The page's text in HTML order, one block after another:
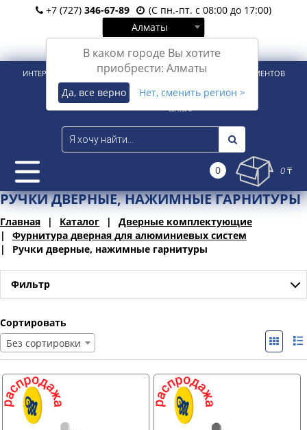
+7 (727) 346-67-89
(С пн.-пт. с 08:00 до 17:00)
Алматы
В каком городе Вы хотите
приобрести: Алматы
Да, все верно Нет, сменить регион >
Вход Регистрация
ИНТЕРНЕТ-МАГАЗИН ДЛЯ РОЗНИЧНЫХ И КОРПОРАТИВНЫХ КЛИЕНТОВ
0 0 ₸
РУЧКИ ДВЕРНЫЕ, НАЖИМНЫЕ ГАРНИТУРЫ
Главная Каталог
Дверные комплектующие
Фурнитура дверная для алюминиевых систем
Ручки дверные, нажимные гарнитуры
Фильтр
Сортировать
Без сортировки